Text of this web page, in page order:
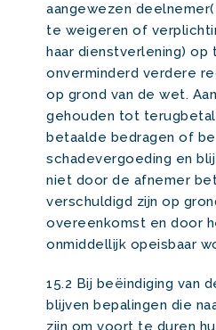
aangewezen
te weigeren of
haar dienstverlening) op
onverminderd verdere
op grond van de wet.
gehouden tot
betaalde bedragen of
schadevergoeding en
niet door de afnemer
verschuldigd zijn op
overeenkomst en door
onmiddellijk opeisbaar
15.2 Bij beëindiging van
blijven bepalingen die
zijn om voort te duren